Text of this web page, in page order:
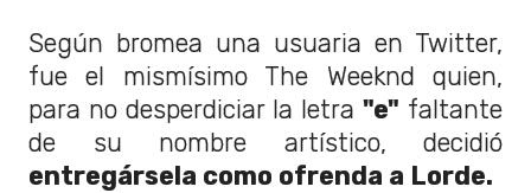
Según bromea una usuaria en Twitter,
fue el mismísimo The Weeknd quien,
para no desperdiciar la letra "e" faltante
de su nombre artístico, decidió
entregársela como ofrenda a Lorde.